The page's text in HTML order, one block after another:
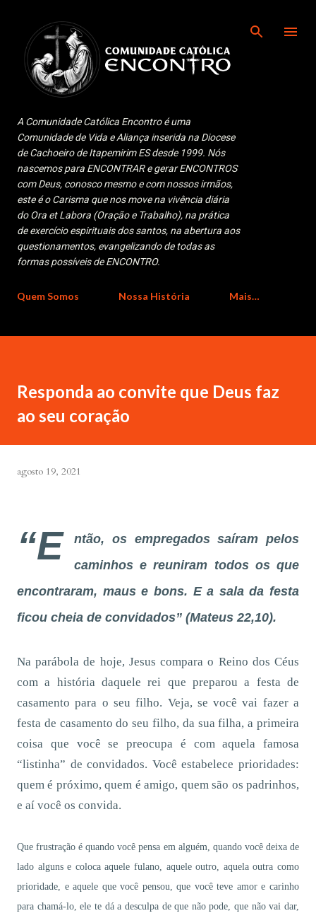
A Comunidade Católica Encontro é uma
Comunidade de Vida e Aliança inserida na Diocese
de Cachoeiro de Itapemirim ES desde 1999. Nós
nascemos para ENCONTRAR e gerar ENCONTROS
com Deus, conosco mesmo e com nossos irmãos,
este é o Carisma que nos move na vivência diária
do Ora et Labora (Oração e Trabalho), na prática
de exercício espirituais dos santos, na abertura aos
questionamentos, evangelizando de todas as
formas possíveis de ENCONTRO.
Quem Somos Nossa História Mais…
Responda ao convite que Deus faz
ao seu coração
agosto 19, 2021
“E
ntão, os empregados saíram pelos
caminhos e reuniram todos os que
encontraram, maus e bons. E a sala da festa
ficou cheia de convidados” (Mateus 22,10).
Na parábola de hoje, Jesus compara o Reino dos Céus
com a história daquele rei que preparou a festa de
casamento para o seu filho. Veja, se você vai fazer a
festa de casamento do seu filho, da sua filha, a primeira
coisa que você se preocupa é com aquela famosa
“listinha” de convidados. Você estabelece prioridades:
quem é próximo, quem é amigo, quem são os padrinhos,
e aí você os convida.
Que frustração é quando você pensa em alguém, quando você deixa de
lado alguns e coloca aquele fulano, aquele outro, aquela outra como
prioridade, e aquele que você pensou, que você teve amor e carinho
para chamá-lo, ele te dá a desculpa de que não pode, que não vai dar,